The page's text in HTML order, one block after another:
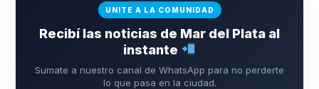
UNITE A LA COMUNIDAD
Recibí las noticias de Mar del Plata al
instante
Sumate a nuestro canal de WhatsApp para no perderte
lo que pasa en la ciudad.